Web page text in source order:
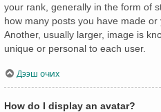
your rank, generally in the form of
how many posts you have made or
Another, usually larger, image is
unique or personal to each user.
Дээш очих
How do I display an avatar?